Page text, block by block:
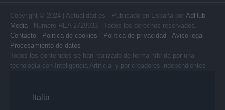
Copyright © 2024 | Actualidad.es - Publicado en España por AdHub
Media - Numero REA 2729933 - Todos los derechos reservados.
Contacto - Politica de cookies - Política de privacidad - Aviso legal -
Procesamiento de datos
Todos los contenidos se han realizado de forma híbrida por una
tecnología con Inteligencia Artificial y por creadores independientes
Italia